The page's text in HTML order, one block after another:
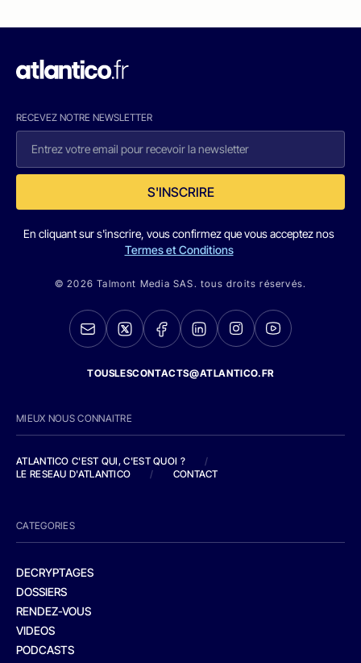
RECEVEZ NOTRE NEWSLETTER
S'INSCRIRE
En cliquant sur s'inscrire, vous confirmez que vous acceptez nos
Termes et Conditions
© 2026 Talmont Media SAS. tous droits réservés.
TOUSLESCONTACTS@ATLANTICO.FR
MIEUX NOUS CONNAITRE
ATLANTICO C'EST QUI, C'EST QUOI ?
/
LE RESEAU D'ATLANTICO
/ CONTACT
CATEGORIES
DECRYPTAGES
DOSSIERS
RENDEZ-VOUS
VIDEOS
PODCASTS